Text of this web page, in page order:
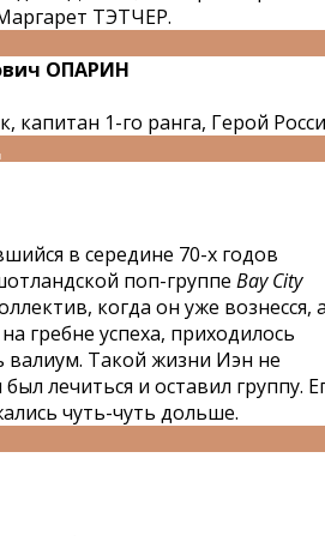
ТЭТЧЕР.
ОПАРИН
капитан 1-го ранга, Герой
в середине 70-х годов
поп-группе Bay City
когда он уже вознесся,
гребне успеха, приходилось
валиум. Такой жизни Иэн не
лечиться и оставил группу.
чуть-чуть дольше.